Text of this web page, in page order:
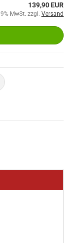
139,90 EUR
MwSt. zzgl. Versand